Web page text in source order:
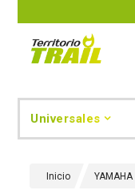
Universales
Inicio YAMAHA